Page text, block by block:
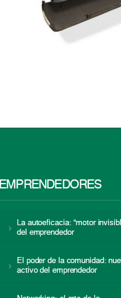
EMPRENDEDORES
La autoeficacia: “motor
del emprendedor
El poder de la comunidad:
activo del emprendedor